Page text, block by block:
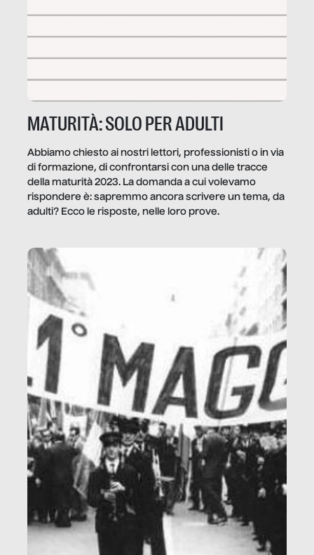
MATURITÀ: SOLO PER ADULTI
Abbiamo chiesto ai nostri lettori, professionisti o in via
di formazione, di confrontarsi con una delle tracce
della maturità 2023. La domanda a cui volevamo
rispondere è: sapremmo ancora scrivere un tema, da
adulti? Ecco le risposte, nelle loro prove.